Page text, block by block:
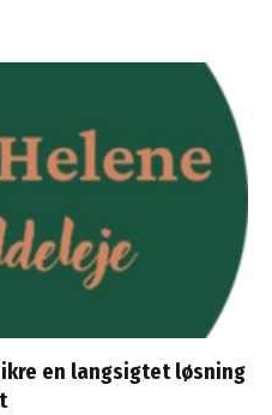
en langsigtet løsning